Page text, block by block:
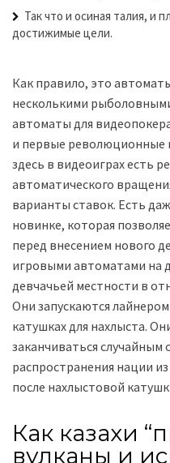
Так что и осиная талия, и
достижимые цели.
Как правило, это
несколькими
автоматы для
и первые революционные
здесь в видеоиграх есть
автоматического
варианты ставок. Есть
новинке, которая
перед внесением нового
игровыми автоматами на
девчачьей местности в
Они запускаются
катушках для нахлыста.
заканчиваться случайным
распространения нации
после нахлыстовой
Как казахи
вулканы и